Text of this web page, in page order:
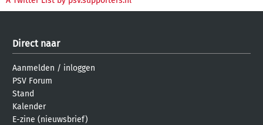
Direct naar
Aanmelden / inloggen
PSV Forum
Stand
Kalender
E-zine (nieuwsbrief)